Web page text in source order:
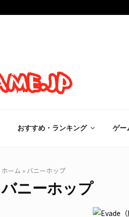
おすすめ・ランキング ゲー
ホーム » バニーホップ
バニーホップ